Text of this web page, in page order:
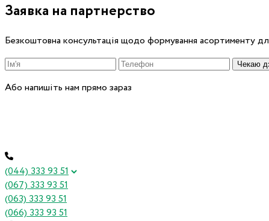
Заявка на партнерство
Безкоштовна консультація щодо формування асортименту
Чекаю
Або напишіть нам прямо зараз
(044) 333 93 51
(067) 333 93 51
(063) 333 93 51
(066) 333 93 51